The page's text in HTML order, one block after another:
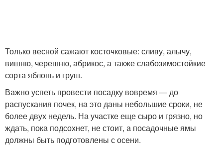
Только весной сажают косточковые: сливу, алычу,
вишню, черешню, абрикос, а также слабозимостойкие
сорта яблонь и груш.
Важно успеть провести посадку вовремя — до
распускания почек, на это даны небольшие сроки, не
более двух недель. На участке еще сыро и грязно, но
ждать, пока подсохнет, не стоит, а посадочные ямы
должны быть подготовлены с осени.